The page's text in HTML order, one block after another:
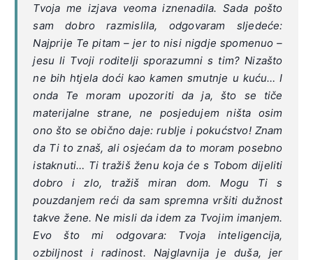
Tvoja me izjava veoma iznenadila. Sada pošto
sam dobro razmislila, odgovaram sljedeće:
Najprije Te pitam – jer to nisi nigdje spomenuo –
jesu li Tvoji roditelji sporazumni s tim? Nizašto
ne bih htjela doći kao kamen smutnje u kuću… I
onda Te moram upozoriti da ja, što se tiče
materijalne strane, ne posjedujem ništa osim
ono što se obično daje: rublje i pokućstvo! Znam
da Ti to znaš, ali osjećam da to moram posebno
istaknuti… Ti tražiš ženu koja će s Tobom dijeliti
dobro i zlo, tražiš miran dom. Mogu Ti s
pouzdanjem reći da sam spremna vršiti dužnost
takve žene. Ne misli da idem za Tvojim imanjem.
Evo što mi odgovara: Tvoja inteligencija,
ozbiljnost i radinost. Najglavnija je duša, jer